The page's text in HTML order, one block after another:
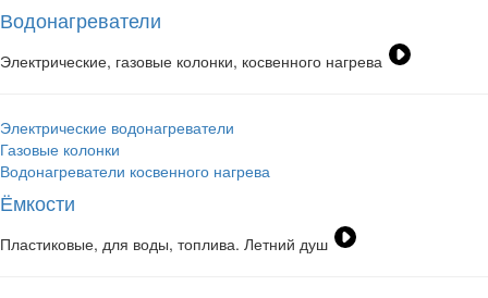
Водонагреватели
Электрические, газовые колонки, косвенного нагрева
Электрические водонагреватели
Газовые колонки
Водонагреватели косвенного нагрева
Ёмкости
Пластиковые, для воды, топлива. Летний душ